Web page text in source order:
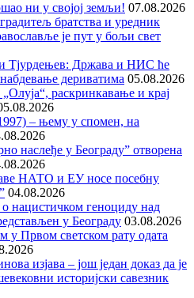
ни у својој земљи! 07.08.2026
братства и уредник
је пут у бољи свет
Тјурдењев: Држава и НИС ће
дериватима 05.08.2026
раскринкавање и крај
– њему у спомен, на
наслеђе у Београду” отворена
НАТО и ЕУ носе посебну
04.08.2026
нацистичком геноциду над
у Београду 03.08.2026
у Првом светском рату одата
изјава – још један доказ да је
историјски савезник